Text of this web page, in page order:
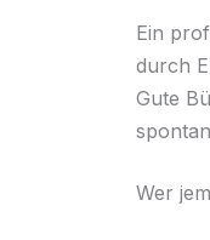
Ein
durch
Gute
Wer